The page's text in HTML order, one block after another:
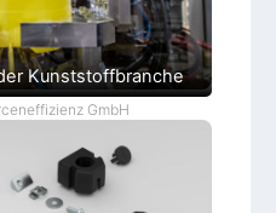
Kunststoffbranche
GmbH